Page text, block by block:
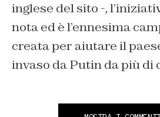
inglese del sito -,
nota ed è l’ennesima
creata per aiutare il
invaso da Putin da più di